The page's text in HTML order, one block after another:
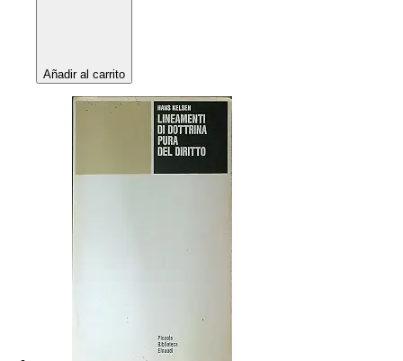
Añadir al carrito